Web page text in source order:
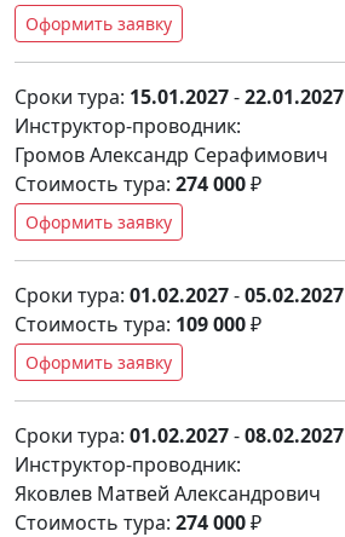
Оформить заявку
Сроки тура: 15.01.2027-22.01.2027
Инструктор-проводник:
Громов Александр Серафимович
Стоимость тура: 274 000₽
Оформить заявку
Сроки тура: 01.02.2027-05.02.2027
Стоимость тура: 109 000₽
Оформить заявку
Сроки тура: 01.02.2027-08.02.2027
Инструктор-проводник:
Яковлев Матвей Александрович
Стоимость тура: 274 000₽